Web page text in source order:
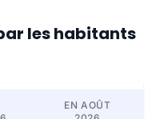
les habitants
EN AOÛT